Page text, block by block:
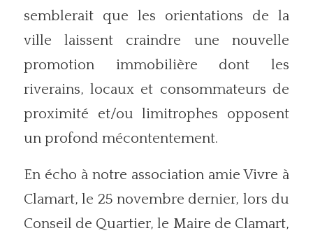
semblerait que les orientations de la
ville laissent craindre une nouvelle
promotion immobilière dont les
riverains, locaux et consommateurs de
proximité et/ou limitrophes opposent
un profond mécontentement.
En écho à notre association amie Vivre à
Clamart, le 25 novembre dernier, lors du
Conseil de Quartier, le Maire de Clamart,